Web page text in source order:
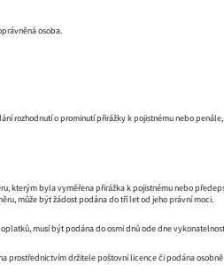
osoba.
rozhodnutí o prominutí přirážky k pojistnému nebo penále,
kterým byla vyměřena přirážka k pojistnému nebo
může být žádost podána do tří let od jeho právní moci.
musí být podána do osmi dnů ode dne
prostřednictvím držitele poštovní licence či podána osobně